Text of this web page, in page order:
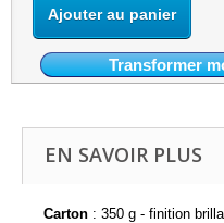
Ajouter au panier
Transformer
EN SAVOIR PLUS
Carton : 350 g - finition